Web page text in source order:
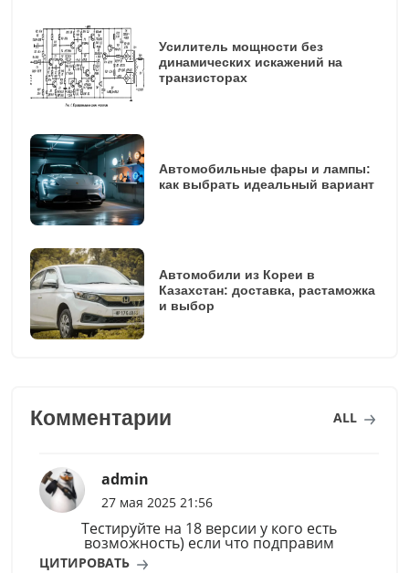
Усилитель мощности без
динамических искажений на
транзисторах
Автомобильные фары и лампы:
как выбрать идеальный вариант
Автомобили из Кореи в
Казахстан: доставка, растаможка
и выбор
Комментарии ALL
admin
27 мая 2025 21:56
Тестируйте на 18 версии у кого есть
возможность) если что подправим
ЦИТИРОВАТЬ